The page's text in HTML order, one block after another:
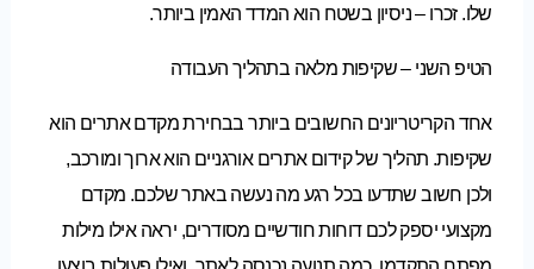
שלו. זכרו – ניסיון בשטח הוא המדד האמין ביותר.
הטיפ השני – שקיפות מלאה בתהליך העבודה
אחד הקריטריונים החשובים ביותר בבחירת מקדם אתרים הוא
שקיפות. תהליך של קידום אתרים אורגניים הוא ארוך ומורכב,
ולכן חשוב שתדעו בכל רגע מה נעשה באתר שלכם. מקדם
מקצועי יספק לכם דוחות חודשיים מסודרים, יראה אילו מילות